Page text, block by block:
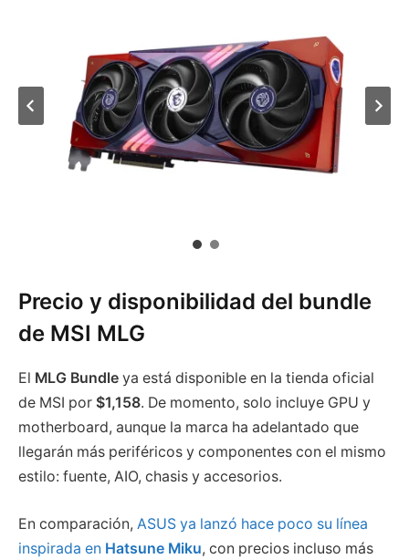
Precio y disponibilidad del bundle
de MSI MLG
El MLG Bundle ya está disponible en la tienda oficial
de MSI por $1,158. De momento, solo incluye GPU y
motherboard, aunque la marca ha adelantado que
llegarán más periféricos y componentes con el mismo
estilo: fuente, AIO, chasis y accesorios.
En comparación, ASUS ya lanzó hace poco su línea
inspirada en Hatsune Miku, con precios incluso más